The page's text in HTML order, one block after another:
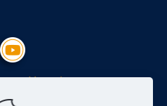
no Youtube